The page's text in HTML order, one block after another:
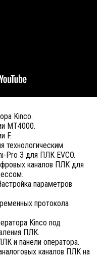
Kinco.
MT4000.
F.
технологическим
Pro 3 для ПЛК EVCO.
каналов ПЛК для
параметров
протокола
Kinco под
ПЛК.
и панели оператора.
каналов ПЛК на